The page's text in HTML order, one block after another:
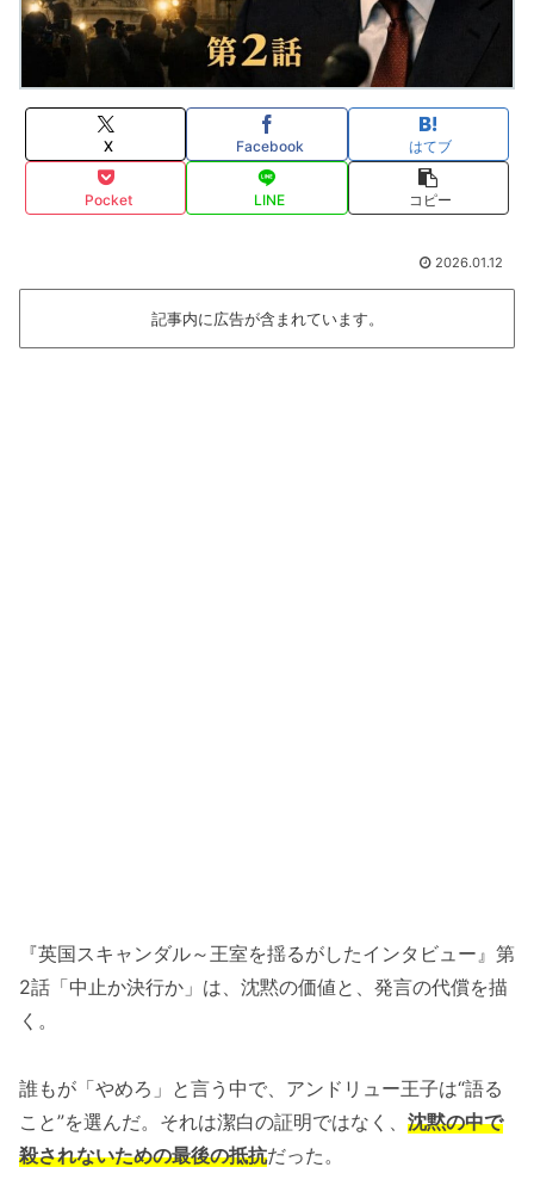
X Facebook はてブ
Pocket LINE コピー
2026.01.12
記事内に広告が含まれています。
『英国スキャンダル～王室を揺るがしたインタビュー』第
2話「中止か決行か」は、沈黙の価値と、発言の代償を描
く。
誰もが「やめろ」と言う中で、アンドリュー王子は“語る
こと”を選んだ。それは潔白の証明ではなく、 沈黙の中で
殺されないための最後の抵抗だった。